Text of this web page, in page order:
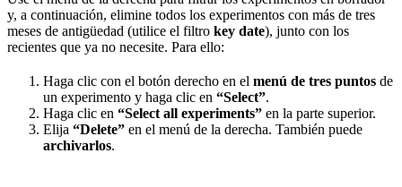
y, a continuación, elimine todos los experimentos con más de tres
meses de antigüedad (utilice el filtro key date), junto con los
recientes que ya no necesite. Para ello:
Haga clic con el botón derecho en el menú de tres puntos de
un experimento y haga clic en “Select”.
Haga clic en “Select all experiments” en la parte superior.
Elija “Delete” en el menú de la derecha. También puede
archivarlos.